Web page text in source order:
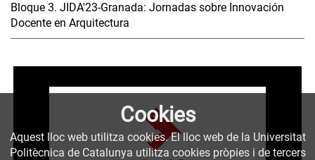
Bloque 3. JIDA'23-Granada: Jornadas sobre Innovación
Docente en Arquitectura
Cookies
Aquest lloc web utilitza cookies. El lloc web de la Universitat
Politècnica de Catalunya utilitza cookies pròpies i de tercers